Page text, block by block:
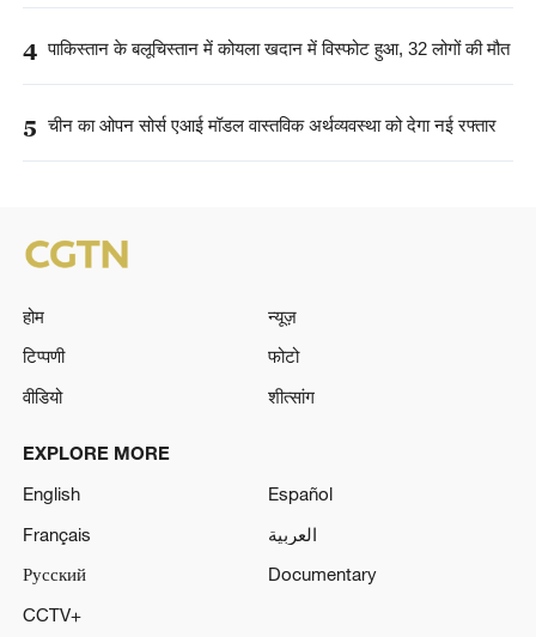
4 पाकिस्तान के बलूचिस्तान में कोयला खदान में विस्फोट हुआ, 32 लोगों की मौत
5 चीन का ओपन सोर्स एआई मॉडल वास्तविक अर्थव्यवस्था को देगा नई रफ्तार
होम
न्यूज़
टिप्पणी
फोटो
वीडियो
शीत्सांग
EXPLORE MORE
English
Español
Français
العربية
Русский
Documentary
CCTV+